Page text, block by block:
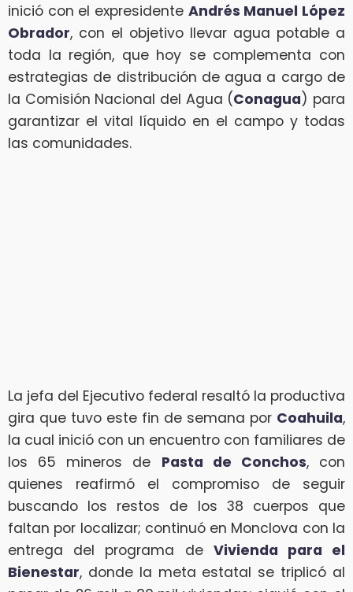
inició con el expresidente Andrés Manuel López
Obrador, con el objetivo llevar agua potable a
toda la región, que hoy se complementa con
estrategias de distribución de agua a cargo de
la Comisión Nacional del Agua (Conagua) para
garantizar el vital líquido en el campo y todas
las comunidades.
La jefa del Ejecutivo federal resaltó la productiva
gira que tuvo este fin de semana por Coahuila,
la cual inició con un encuentro con familiares de
los 65 mineros de Pasta de Conchos, con
quienes reafirmó el compromiso de seguir
buscando los restos de los 38 cuerpos que
faltan por localizar; continuó en Monclova con la
entrega del programa de Vivienda para el
Bienestar, donde la meta estatal se triplicó al